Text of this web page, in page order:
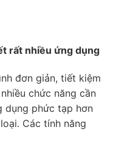
rất nhiều ứng dụng
đơn giản, tiết kiệm
chức năng cần
dụng phức tạp hơn
Các tính năng